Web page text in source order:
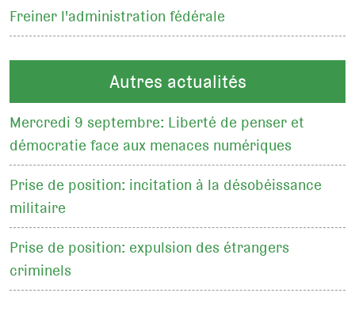
Freiner l'administration fédérale
Autres actualités
Mercredi 9 septembre: Liberté de penser et
démocratie face aux menaces numériques
Prise de position: incitation à la désobéissance
militaire
Prise de position: expulsion des étrangers
criminels